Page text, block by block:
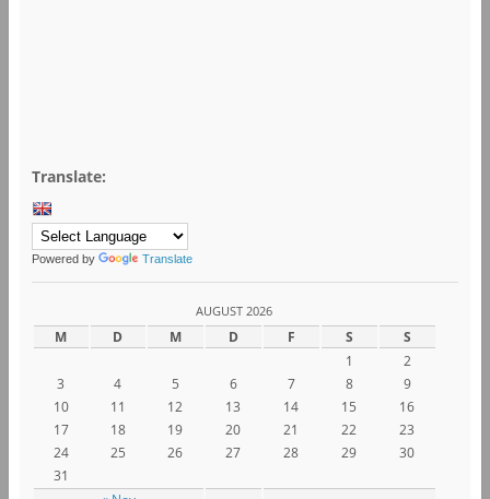
Translate:
Powered by Translate
AUGUST 2026
M D M D F S S
1
2
3
4 5 6 7 8
9
10
11 12 13 14 15
16
17
18 19 20 21 22
23
24
25 26 27 28 29
30
31